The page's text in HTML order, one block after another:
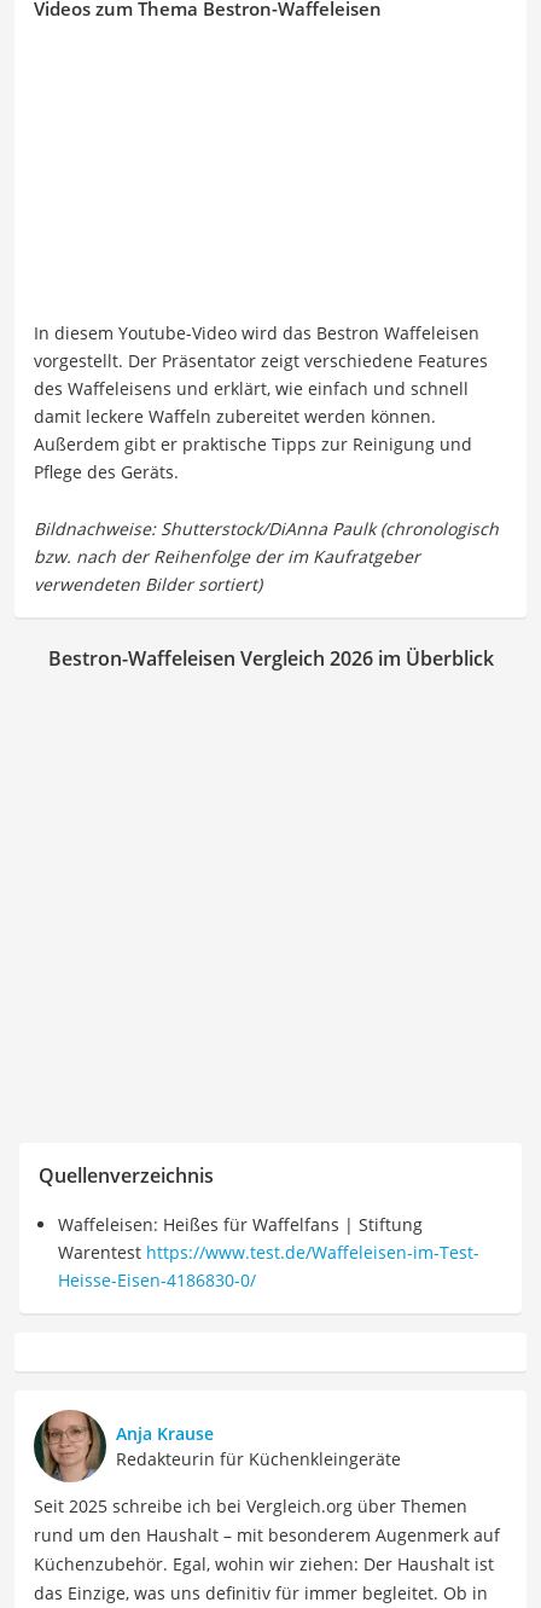
Videos zum Thema Bestron-Waffeleisen
In diesem Youtube-Video wird das Bestron Waffeleisen
vorgestellt. Der Präsentator zeigt verschiedene Features
des Waffeleisens und erklärt, wie einfach und schnell
damit leckere Waffeln zubereitet werden können.
Außerdem gibt er praktische Tipps zur Reinigung und
Pflege des Geräts.
Bestron-Waffeleisen Vergleich 2026 im Überblick
Quellenverzeichnis
Waffeleisen: Heißes für Waffelfans | Stiftung
Warentest https://www.test.de/Waffeleisen-im-Test-
Heisse-Eisen-4186830-0/
Anja Krause
Redakteurin für Küchenkleingeräte
Seit 2025 schreibe ich bei Vergleich.org über Themen
rund um den Haushalt – mit besonderem Augenmerk auf
Küchenzubehör. Egal, wohin wir ziehen: Der Haushalt ist
das Einzige, was uns definitiv für immer begleitet. Ob in